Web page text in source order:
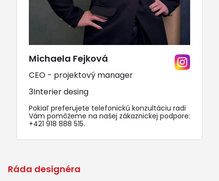
Ráda designéra
Michaela Fejková
CEO - projektový manager
3Interier desing
Pokiaľ preferujete telefonickú konzultáciu radi
Vám pomôžeme na našej zákaznickej podpore:
+421 918 888 515.